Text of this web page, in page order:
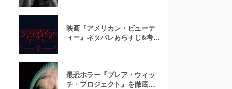
映画『アメリカン・ビューテ
ィー』ネタバレあらすじ&考
最恐ホラー『ブレア・ウィッ
チ・プロジェクト』を徹底紹